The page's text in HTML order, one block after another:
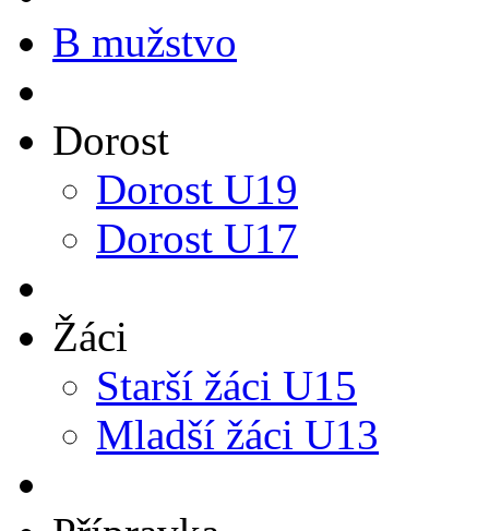
B mužstvo
Dorost
Dorost U19
Dorost U17
Žáci
Starší žáci U15
Mladší žáci U13